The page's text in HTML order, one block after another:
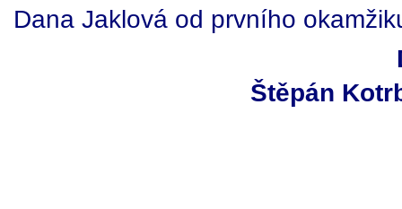
Dana Jaklová od prvního
Štěpán